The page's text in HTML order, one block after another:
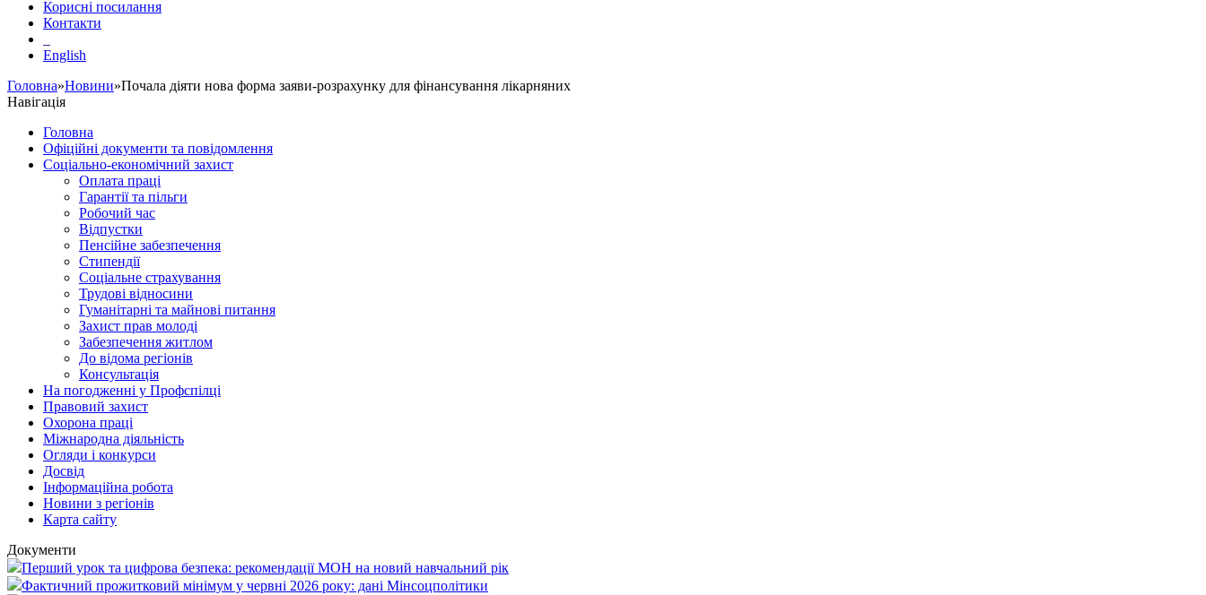
Корисні посилання
Контакти
English
Головна»Новини»Почала діяти нова форма заяви-розрахунку для фінансування лікарняних
Навігація
Головна
Офіційні документи та повідомлення
Соціально-економічний захист
Оплата праці
Гарантії та пільги
Робочий час
Відпустки
Пенсійне забезпечення
Стипендії
Соціальне страхування
Трудові відносини
Гуманітарні та майнові питання
Захист прав молоді
Забезпечення житлом
До відома регіонів
Консультація
На погодженні у Профспілці
Правовий захист
Охорона праці
Міжнародна діяльність
Огляди і конкурси
Досвід
Інформаційна робота
Новини з регіонів
Карта сайту
Документи
Перший урок та цифрова безпека: рекомендації МОН на новий навчальний рік
Фактичний прожитковий мінімум у червні 2026 року: дані Мінсоцполітики